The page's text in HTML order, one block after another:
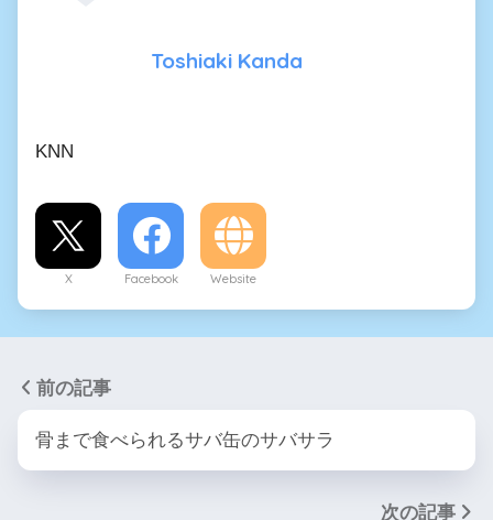
Toshiaki Kanda
KNN
X Facebook Website
前の記事
骨まで食べられるサバ缶のサバサラ
次の記事